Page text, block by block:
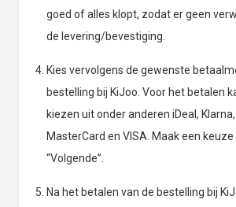
goed of alles klopt, zodat er geen
de levering/bevestiging.
Kies vervolgens de gewenste
bestelling bij KiJoo. Voor het betalen
kiezen uit onder anderen iDeal,
MasterCard en VISA. Maak een
“Volgende”.
Na het betalen van de bestelling bij